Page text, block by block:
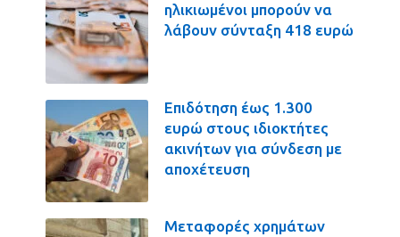
ηλικιωμένοι μπορούν να
λάβουν σύνταξη 418 ευρώ
Επιδότηση έως 1.300
ευρώ στους ιδιοκτήτες
ακινήτων για σύνδεση με
αποχέτευση
Μεταφορές χρημάτων